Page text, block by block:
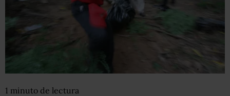
1 minuto de lectura